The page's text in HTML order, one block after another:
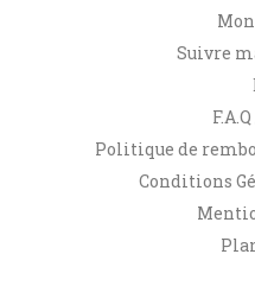
Suivre
Politique de
Conditions